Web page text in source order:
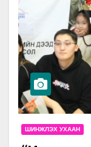
ШИНЖЛЭХ УХААН